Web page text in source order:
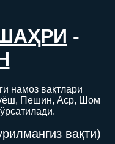
-
намоз вақтлари
Пешин, Аср, Шом
вақти)